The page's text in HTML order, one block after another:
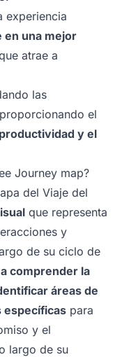
experiencia
en una mejor
atrae a
las
el
y el
Journey map?
del Viaje del
que representa
y
de su ciclo de
comprender la
áreas de
específicas para
y el
largo de su